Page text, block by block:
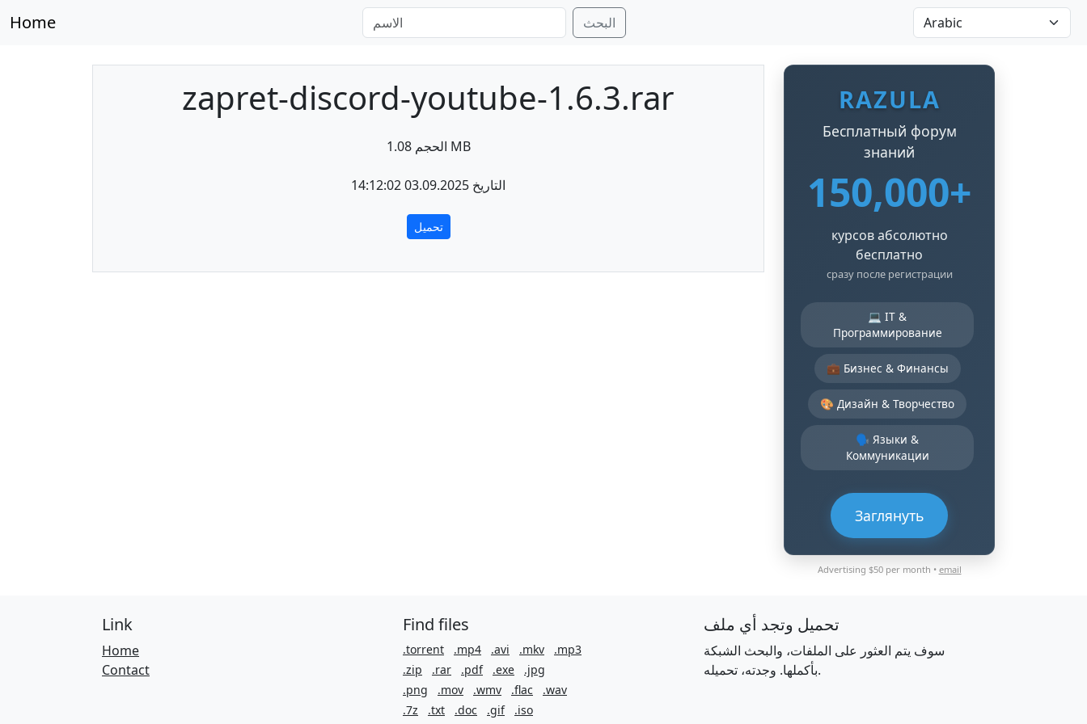
Home البحث
zapret-discord-youtube-1.6.3.rar
الحجم 1.08 MB
التاريخ 03.09.2025 14:12:02
تحميل
RAZULA
Бесплатный форум
знаний
150,000+
курсов абсолютно
бесплатно
сразу после регистрации
💻 IT &
Программирование
💼 Бизнес & Финансы
🎨 Дизайн & Творчество
🗣️ Языки &
Коммуникации
Заглянуть
Advertising $50 per month • email
Link
Home
Contact
Find files
.torrent .mp4 .avi .mkv
.mp3
.zip
.rar .pdf .exe
.jpg
.png
.mov .wmv .flac
.wav
.7z
.txt .doc .gif .iso
تحميل وتجد أي ملف
سوف يتم العثور على الملفات، والبحث الشبكة
بأكملها. وجدته، تحميله.